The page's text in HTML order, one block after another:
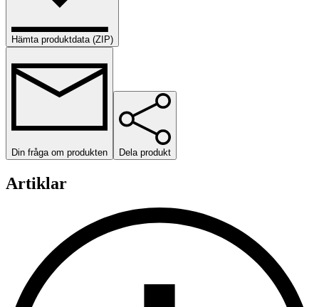
Hämta produktdata (ZIP)
Din fråga om produkten Dela produkt
Artiklar